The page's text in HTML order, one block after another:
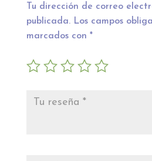
Tu dirección de correo
publicada. Los campos
marcados con *